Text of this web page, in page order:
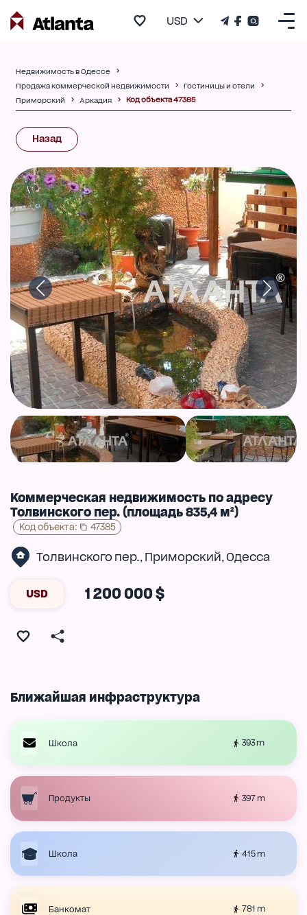
USD
Недвижимость в Одессе
Продажа коммерческой недвижимости
Гостиницы и отели
Приморский
Аркадия Код объекта 47385
Назад
Коммерческая недвижимость по адресу
Толвинского пер. (площадь 835,4 м²)
Код объекта: 47385
Толвинского пер., Приморский, Одесса
USD 1 200 000 $
Ближайшая инфраструктура
Школа 393 m
Продукты 397 m
Школа 415 m
Банкомат 781 m